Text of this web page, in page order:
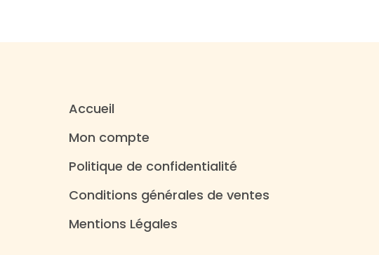
Accueil
Mon compte
Politique de confidentialité
Conditions générales de ventes
Mentions Légales